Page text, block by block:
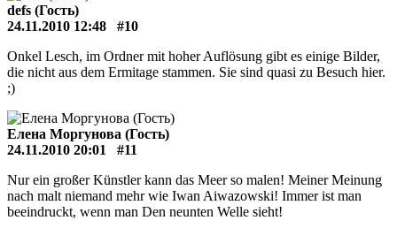
defs (Гость)
24.11.2010 12:48
#10
Onkel Lesch, im Ordner mit hoher Auflösung gibt es einige Bilder,
die nicht aus dem Ermitage stammen. Sie sind quasi zu Besuch hier.
;)
Елена Моргунова (Гость)
24.11.2010 20:01
#11
Nur ein großer Künstler kann das Meer so malen! Meiner Meinung
nach malt niemand mehr wie Iwan Aiwazowski! Immer ist man
beeindruckt, wenn man Den neunten Welle sieht!